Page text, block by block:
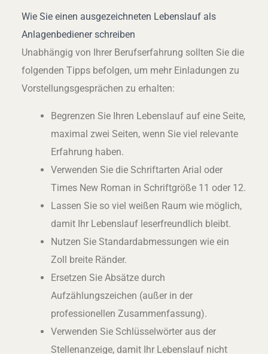
Wie Sie einen ausgezeichneten Lebenslauf als
Anlagenbediener schreiben
Unabhängig von Ihrer Berufserfahrung sollten Sie die
folgenden Tipps befolgen, um mehr Einladungen zu
Vorstellungsgesprächen zu erhalten:
Begrenzen Sie Ihren Lebenslauf auf eine Seite,
maximal zwei Seiten, wenn Sie viel relevante
Erfahrung haben.
Verwenden Sie die Schriftarten Arial oder
Times New Roman in Schriftgröße 11 oder 12.
Lassen Sie so viel weißen Raum wie möglich,
damit Ihr Lebenslauf leserfreundlich bleibt.
Nutzen Sie Standardabmessungen wie ein
Zoll breite Ränder.
Ersetzen Sie Absätze durch
Aufzählungszeichen (außer in der
professionellen Zusammenfassung).
Verwenden Sie Schlüsselwörter aus der
Stellenanzeige, damit Ihr Lebenslauf nicht